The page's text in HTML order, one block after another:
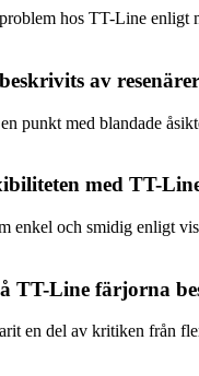
hos TT-Line
av
punkt med blandade
med TT-
och smidig enligt
TT-Line färjorna
en del av kritiken från